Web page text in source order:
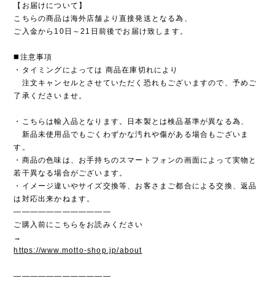
【お届けについて】
こちらの商品は海外店舗より直接発送となる為、
ご入金から10日～21日前後でお届け致します。
◼️注意事項
・タイミングによっては 商品在庫切れにより
注文キャンセルとさせていただく恐れもございますので、予めご
了承くださいませ。
・こちらは輸入品となります。日本製とは検品基準が異なる為、
新品未使用品でもごくわずかな汚れや傷がある場合もございま
す。
・商品の色味は、お手持ちのスマートフォンの画面によって実物と
若干異なる場合がございます。
・イメージ違いやサイズ交換等、お客さまご都合による交換、返品
は対応出来かねます。
————————————
ご購入前にこちらをお読みください
→
https://www.motto-shop.jp/about
————————————